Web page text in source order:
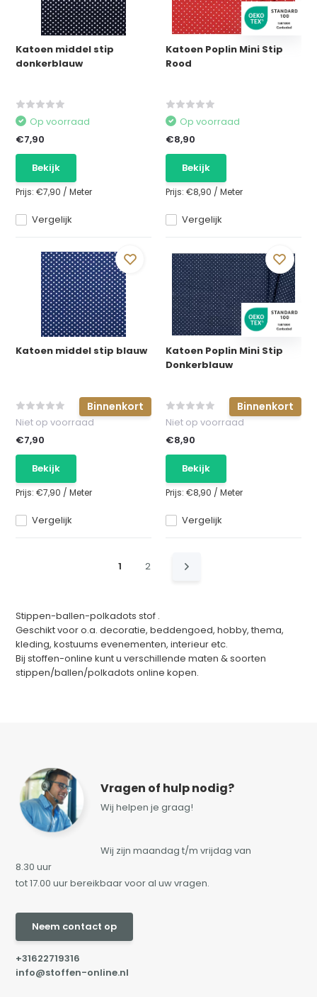
Katoen middel stip
donkerblauw
Vergelijk
Op voorraad
€7,90
Bekijk
Prijs:€7,90 /Meter
Katoen Poplin Mini Stip
Rood
Vergelijk
Op voorraad
€8,90
Bekijk
Prijs: €8,90 / Meter
Katoen middel stip blauw
Binnenkort
Vergelijk
Niet op voorraad
€7,90
Bekijk
Prijs:€7,90 /Meter
Katoen Poplin Mini Stip
Donkerblauw
Binnenkort
Vergelijk
Niet op voorraad
€8,90
Bekijk
Prijs: €8,90 / Meter
1 2
Stippen-ballen-polkadots stof .
Geschikt voor o.a. decoratie, beddengoed, hobby, thema,
kleding, kostuums evenementen, interieur etc.
Bij stoffen-online kunt u verschillende maten & soorten
stippen/ballen/polkadots online kopen.
Vragen of hulp nodig?
Wij helpen je graag!
Wij zijn maandag t/m vrijdag van
8.30 uur
tot 17.00 uur bereikbaar voor al uw vragen.
Neem contact op
+31622719316
info@stoffen-online.nl